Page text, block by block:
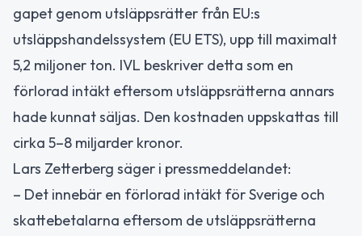
gapet genom utsläppsrätter från EU:s
utsläppshandelssystem (EU ETS), upp till maximalt
5,2 miljoner ton. IVL beskriver detta som en
förlorad intäkt eftersom utsläppsrätterna annars
hade kunnat säljas. Den kostnaden uppskattas till
cirka 5–8 miljarder kronor.
Lars Zetterberg säger i pressmeddelandet:
– Det innebär en förlorad intäkt för Sverige och
skattebetalarna eftersom de utsläppsrätterna